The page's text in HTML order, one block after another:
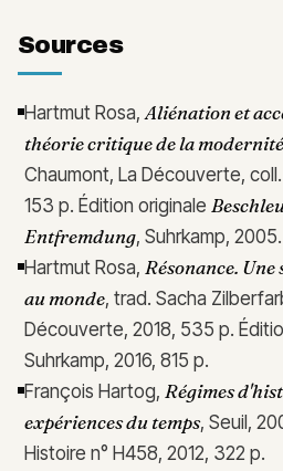
Sources
Hartmut Rosa,Aliénation et
théorie critique de la
Chaumont, La Découverte,
153 p. Édition originale
Entfremdung, Suhrkamp, 2005.
Hartmut Rosa, Résonance.
au monde, trad. Sacha
Découverte, 2018, 535 p.
Suhrkamp, 2016, 815 p.
François Hartog, Régimes
expériences du temps, Seuil,
Histoire n° H458, 2012, 322 p.